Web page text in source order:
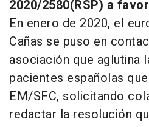
2020/2580(RSP) a
En enero de 2020, el
Cañas se puso en
asociación que aglutina
pacientes españolas
EM/SFC, solicitando
redactar la resolución